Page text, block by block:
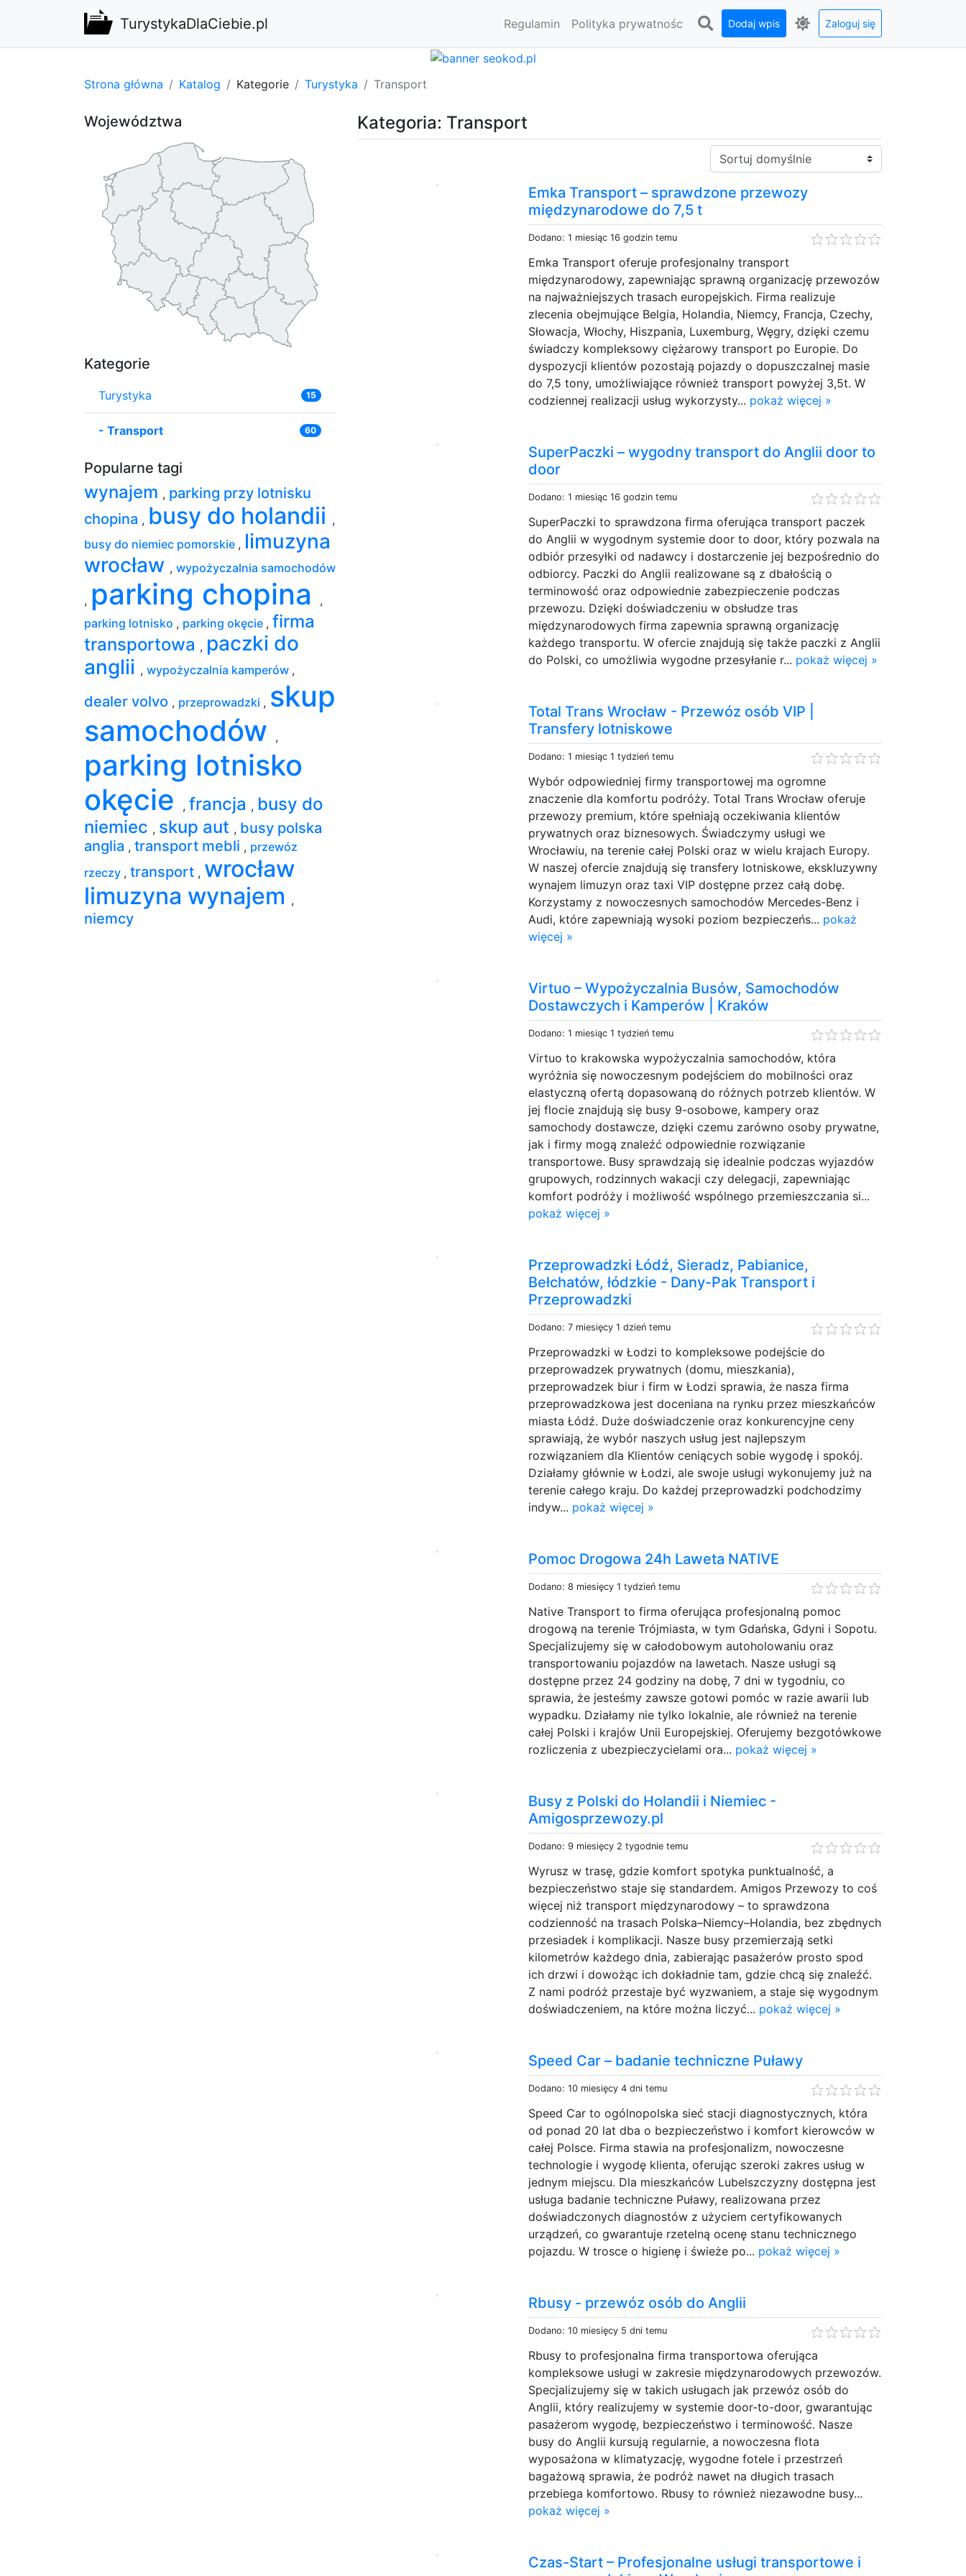
TurystykaDlaCiebie.pl Regulamin Polityka prywatnośc Dodaj wpis Zaloguj się
Strona główna Katalog Kategorie Turystyka Transport
Kategoria: Transport
Sortuj:
Emka Transport – sprawdzone przewozy
międzynarodowe do 7,5 t
Dodano: 1 miesiąc 16 godzin temu
Emka Transport oferuje profesjonalny transport
międzynarodowy, zapewniając sprawną organizację przewozów
na najważniejszych trasach europejskich. Firma realizuje
zlecenia obejmujące Belgia, Holandia, Niemcy, Francja, Czechy,
Słowacja, Włochy, Hiszpania, Luxemburg, Węgry, dzięki czemu
świadczy kompleksowy ciężarowy transport po Europie. Do
dyspozycji klientów pozostają pojazdy o dopuszczalnej masie
do 7,5 tony, umożliwiające również transport powyżej 3,5t. W
codziennej realizacji usług wykorzysty... pokaż więcej »
SuperPaczki – wygodny transport do Anglii door to
door
Dodano: 1 miesiąc 16 godzin temu
SuperPaczki to sprawdzona firma oferująca transport paczek
do Anglii w wygodnym systemie door to door, który pozwala na
odbiór przesyłki od nadawcy i dostarczenie jej bezpośrednio do
odbiorcy. Paczki do Anglii realizowane są z dbałością o
terminowość oraz odpowiednie zabezpieczenie podczas
przewozu. Dzięki doświadczeniu w obsłudze tras
międzynarodowych firma zapewnia sprawną organizację
każdego transportu. W ofercie znajdują się także paczki z Anglii
do Polski, co umożliwia wygodne przesyłanie r... pokaż więcej »
Total Trans Wrocław - Przewóz osób VIP |
Transfery lotniskowe
Dodano: 1 miesiąc 1 tydzień temu
Wybór odpowiedniej firmy transportowej ma ogromne
znaczenie dla komfortu podróży. Total Trans Wrocław oferuje
przewozy premium, które spełniają oczekiwania klientów
prywatnych oraz biznesowych. Świadczymy usługi we
Wrocławiu, na terenie całej Polski oraz w wielu krajach Europy.
W naszej ofercie znajdują się transfery lotniskowe, ekskluzywny
wynajem limuzyn oraz taxi VIP dostępne przez całą dobę.
Korzystamy z nowoczesnych samochodów Mercedes-Benz i
Audi, które zapewniają wysoki poziom bezpieczeńs... pokaż
więcej »
Virtuo – Wypożyczalnia Busów, Samochodów
Dostawczych i Kamperów | Kraków
Dodano: 1 miesiąc 1 tydzień temu
Virtuo to krakowska wypożyczalnia samochodów, która
wyróżnia się nowoczesnym podejściem do mobilności oraz
elastyczną ofertą dopasowaną do różnych potrzeb klientów. W
jej flocie znajdują się busy 9-osobowe, kampery oraz
samochody dostawcze, dzięki czemu zarówno osoby prywatne,
jak i firmy mogą znaleźć odpowiednie rozwiązanie
transportowe. Busy sprawdzają się idealnie podczas wyjazdów
grupowych, rodzinnych wakacji czy delegacji, zapewniając
komfort podróży i możliwość wspólnego przemieszczania si...
pokaż więcej »
Przeprowadzki Łódź, Sieradz, Pabianice,
Bełchatów, łódzkie - Dany-Pak Transport i
Przeprowadzki
Dodano: 7 miesięcy 1 dzień temu
Przeprowadzki w Łodzi to kompleksowe podejście do
przeprowadzek prywatnych (domu, mieszkania),
przeprowadzek biur i firm w Łodzi sprawia, że nasza firma
przeprowadzkowa jest doceniana na rynku przez mieszkańców
miasta Łódź. Duże doświadczenie oraz konkurencyjne ceny
sprawiają, że wybór naszych usług jest najlepszym
rozwiązaniem dla Klientów ceniących sobie wygodę i spokój.
Działamy głównie w Łodzi, ale swoje usługi wykonujemy już na
terenie całego kraju. Do każdej przeprowadzki podchodzimy
indyw... pokaż więcej »
Pomoc Drogowa 24h Laweta NATIVE
Dodano: 8 miesięcy 1 tydzień temu
Native Transport to firma oferująca profesjonalną pomoc
drogową na terenie Trójmiasta, w tym Gdańska, Gdyni i Sopotu.
Specjalizujemy się w całodobowym autoholowaniu oraz
transportowaniu pojazdów na lawetach. Nasze usługi są
dostępne przez 24 godziny na dobę, 7 dni w tygodniu, co
sprawia, że jesteśmy zawsze gotowi pomóc w razie awarii lub
wypadku. Działamy nie tylko lokalnie, ale również na terenie
całej Polski i krajów Unii Europejskiej. Oferujemy bezgotówkowe
rozliczenia z ubezpieczycielami ora... pokaż więcej »
Busy z Polski do Holandii i Niemiec -
Amigosprzewozy.pl
Dodano: 9 miesięcy 2 tygodnie temu
Wyrusz w trasę, gdzie komfort spotyka punktualność, a
bezpieczeństwo staje się standardem. Amigos Przewozy to coś
więcej niż transport międzynarodowy – to sprawdzona
codzienność na trasach Polska–Niemcy–Holandia, bez zbędnych
przesiadek i komplikacji. Nasze busy przemierzają setki
kilometrów każdego dnia, zabierając pasażerów prosto spod
ich drzwi i dowożąc ich dokładnie tam, gdzie chcą się znaleźć.
Z nami podróż przestaje być wyzwaniem, a staje się wygodnym
doświadczeniem, na które można liczyć... pokaż więcej »
Speed Car – badanie techniczne Puławy
Dodano: 10 miesięcy 4 dni temu
Speed Car to ogólnopolska sieć stacji diagnostycznych, która
od ponad 20 lat dba o bezpieczeństwo i komfort kierowców w
całej Polsce. Firma stawia na profesjonalizm, nowoczesne
technologie i wygodę klienta, oferując szeroki zakres usług w
jednym miejscu. Dla mieszkańców Lubelszczyzny dostępna jest
usługa badanie techniczne Puławy, realizowana przez
doświadczonych diagnostów z użyciem certyfikowanych
urządzeń, co gwarantuje rzetelną ocenę stanu technicznego
pojazdu. W trosce o higienę i świeże po... pokaż więcej »
Rbusy - przewóz osób do Anglii
Dodano: 10 miesięcy 5 dni temu
Rbusy to profesjonalna firma transportowa oferująca
kompleksowe usługi w zakresie międzynarodowych przewozów.
Specjalizujemy się w takich usługach jak przewóz osób do
Anglii, który realizujemy w systemie door-to-door, gwarantując
pasażerom wygodę, bezpieczeństwo i terminowość. Nasze
busy do Anglii kursują regularnie, a nowoczesna flota
wyposażona w klimatyzację, wygodne fotele i przestrzeń
bagażową sprawia, że podróż nawet na długich trasach
przebiega komfortowo. Rbusy to również niezawodne busy...
pokaż więcej »
Czas-Start – Profesjonalne usługi transportowe i
Województwa
Kategorie
Turystyka 15
- Transport 60
Popularne tagi
wynajem , parking przy lotnisku
chopina , busy do holandii ,
busy do niemiec pomorskie , limuzyna
wrocław , wypożyczalnia samochodów
, parking chopina
,
parking lotnisko , parking okęcie , firma
transportowa , paczki do
anglii , wypożyczalnia kamperów ,
dealer volvo , przeprowadzki , skup
samochodów
,
parking lotnisko
okęcie
, francja , busy do
niemiec , skup aut , busy polska
anglia , transport mebli , przewóz
rzeczy , transport , wrocław
limuzyna wynajem ,
niemcy